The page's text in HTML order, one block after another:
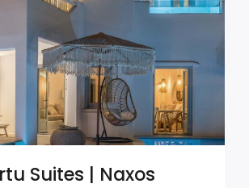
Suites | Naxos